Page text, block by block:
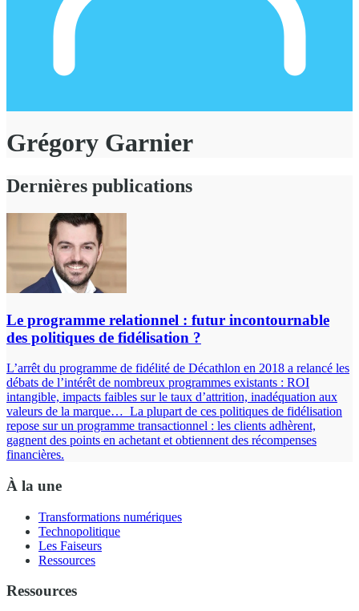
Grégory Garnier
Dernières publications
Le programme relationnel : futur incontournable
des politiques de fidélisation ?
L’arrêt du programme de fidélité de Décathlon en 2018 a relancé les
débats de l’intérêt de nombreux programmes existants : ROI
intangible, impacts faibles sur le taux d’attrition, inadéquation aux
valeurs de la marque… La plupart de ces politiques de fidélisation
repose sur un programme transactionnel : les clients adhèrent,
gagnent des points en achetant et obtiennent des récompenses
financières.
À la une
Transformations numériques
Technopolitique
Les Faiseurs
Ressources
Ressources